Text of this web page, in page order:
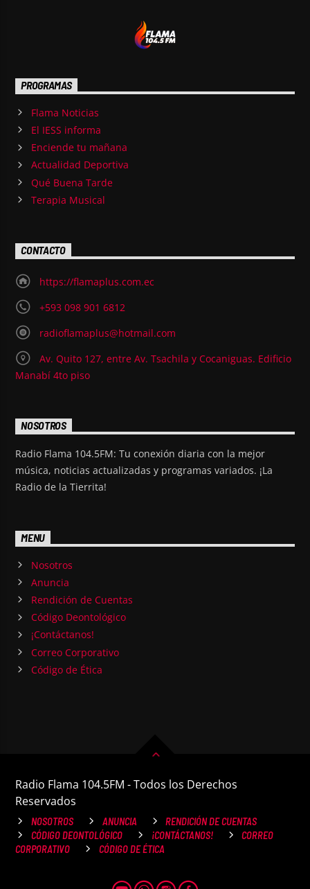
PROGRAMAS
Flama Noticias
El IESS informa
Enciende tu mañana
Actualidad Deportiva
Qué Buena Tarde
Terapia Musical
CONTACTO
https://flamaplus.com.ec
+593 098 901 6812
radioflamaplus@hotmail.com
Av. Quito 127, entre Av. Tsachila y Cocaniguas. Edificio
Manabí 4to piso
NOSOTROS
Radio Flama 104.5FM: Tu conexión diaria con la mejor
música, noticias actualizadas y programas variados. ¡La
Radio de la Tierrita!
MENU
Nosotros
Anuncia
Rendición de Cuentas
Código Deontológico
¡Contáctanos!
Correo Corporativo
Código de Ética
Radio Flama 104.5FM - Todos los Derechos
Reservados
NOSOTROS ANUNCIA
RENDICIÓN DE CUENTAS
CÓDIGO DEONTOLÓGICO
¡CONTÁCTANOS!
CORREO
CORPORATIVO
CÓDIGO DE ÉTICA